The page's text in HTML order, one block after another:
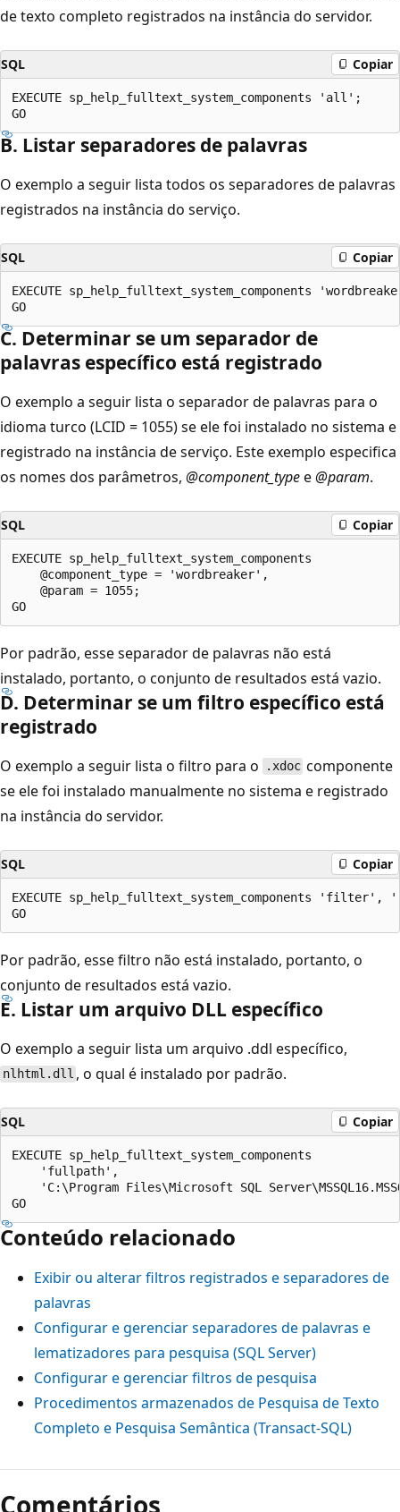
de texto completo registrados na instância do servidor.
SQL Copiar
EXECUTE sp_help_fulltext_system_components 'all';
B. Listar separadores de palavras
O exemplo a seguir lista todos os separadores de palavras
registrados na instância do serviço.
SQL Copiar
EXECUTE sp_help_fulltext_system_components
C. Determinar se um separador de
palavras específico está registrado
O exemplo a seguir lista o separador de palavras para o
idioma turco (LCID = 1055) se ele foi instalado no sistema e
registrado na instância de serviço. Este exemplo especifica
os nomes dos parâmetros, @component_typee@param.
SQL Copiar
EXECUTE sp_help_fulltext_system_components
    @component_type = 'wordbreaker',
    @param = 1055;
Por padrão, esse separador de palavras não está
instalado, portanto, o conjunto de resultados está vazio.
D. Determinar se um filtro específico está
registrado
O exemplo a seguir lista o filtro para o .xdoc componente
se ele foi instalado manualmente no sistema e registrado
na instância do servidor.
SQL Copiar
EXECUTE sp_help_fulltext_system_components 'filter',
Por padrão, esse filtro não está instalado, portanto, o
conjunto de resultados está vazio.
E. Listar um arquivo DLL específico
O exemplo a seguir lista um arquivo .ddl específico,
nlhtml.dll , o qual é instalado por padrão.
SQL Copiar
EXECUTE sp_help_fulltext_system_components
    'fullpath',
'C:\Program Files\Microsoft SQL
Conteúdo relacionado
Exibir ou alterar filtros registrados e separadores de
palavras
Configurar e gerenciar separadores de palavras e
lematizadores para pesquisa (SQL Server)
Configurar e gerenciar filtros de pesquisa
Procedimentos armazenados de Pesquisa de Texto
Completo e Pesquisa Semântica (Transact-SQL)
Comentários